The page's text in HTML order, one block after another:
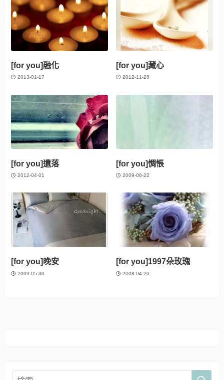
[for you]融化
2013-01-17
[for you]藏心
2012-11-28
[for you]遺落
2012-04-01
[for you]惆悵
2009-06-22
[for you]晚安
2009-05-30
[for you]1997朵玫瑰
2008-04-20